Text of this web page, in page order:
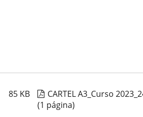
85 KB
CARTEL A3_Curso
(1 página)